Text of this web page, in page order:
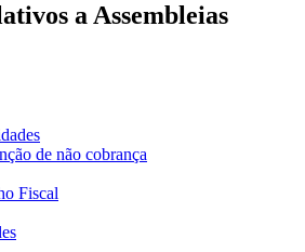
a Assembleias
de não cobrança
Fiscal